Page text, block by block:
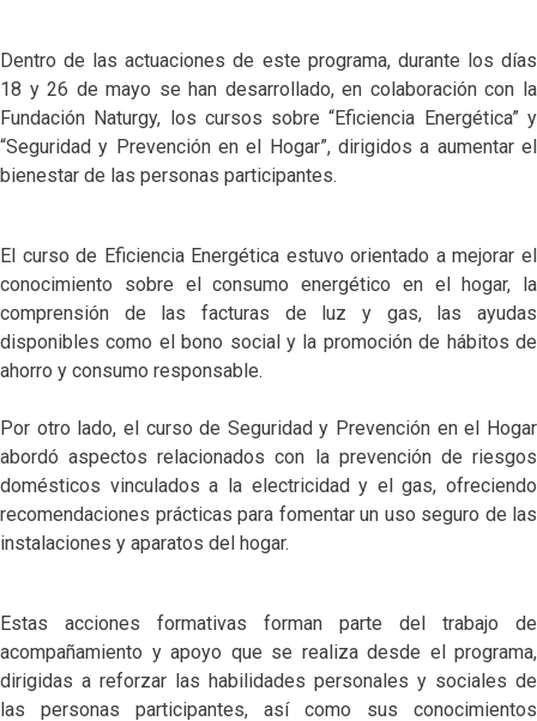
Dentro de las actuaciones de este programa, durante los días
18 y 26 de mayo se han desarrollado, en colaboración con la
Fundación Naturgy, los cursos sobre “Eficiencia Energética” y
“Seguridad y Prevención en el Hogar”, dirigidos a aumentar el
bienestar de las personas participantes.
El curso de Eficiencia Energética estuvo orientado a mejorar el
conocimiento sobre el consumo energético en el hogar, la
comprensión de las facturas de luz y gas, las ayudas
disponibles como el bono social y la promoción de hábitos de
ahorro y consumo responsable.
Por otro lado, el curso de Seguridad y Prevención en el Hogar
abordó aspectos relacionados con la prevención de riesgos
domésticos vinculados a la electricidad y el gas, ofreciendo
recomendaciones prácticas para fomentar un uso seguro de las
instalaciones y aparatos del hogar.
Estas acciones formativas forman parte del trabajo de
acompañamiento y apoyo que se realiza desde el programa,
dirigidas a reforzar las habilidades personales y sociales de
las personas participantes, así como sus conocimientos